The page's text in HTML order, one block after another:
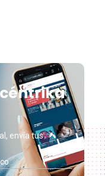
envía tus